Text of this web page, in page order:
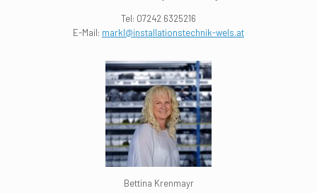
Tel: 07242 6325216
E-Mail: markl@installationstechnik-wels.at
Bettina Krenmayr